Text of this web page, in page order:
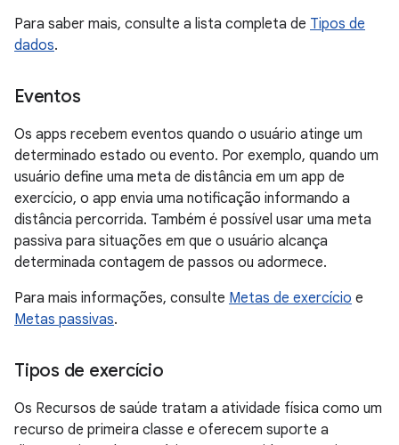
Para saber mais, consulte a lista completa de Tipos de
dados.
Eventos
Os apps recebem eventos quando o usuário atinge um
determinado estado ou evento. Por exemplo, quando um
usuário define uma meta de distância em um app de
exercício, o app envia uma notificação informando a
distância percorrida. Também é possível usar uma meta
passiva para situações em que o usuário alcança
determinada contagem de passos ou adormece.
Para mais informações, consulte Metas de exercício e
Metas passivas.
Tipos de exercício
Os Recursos de saúde tratam a atividade física como um
recurso de primeira classe e oferecem suporte a